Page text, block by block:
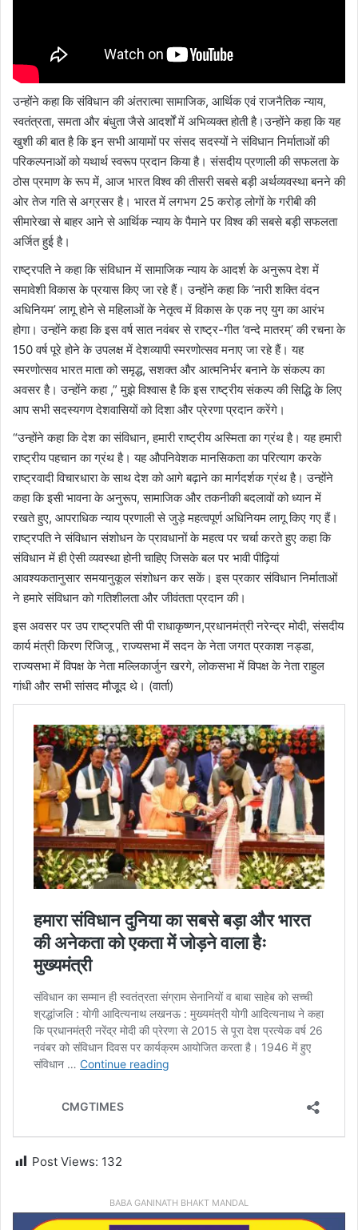
उन्होंने कहा कि संविधान की अंतरात्मा सामाजिक, आर्थिक एवं राजनैतिक न्याय,
स्वतंत्रता, समता और बंधुता जैसे आदर्शों में अभिव्यक्त होती है।उन्होंने कहा कि यह
खुशी की बात है कि इन सभी आयामों पर संसद सदस्यों ने संविधान निर्माताओं की
परिकल्पनाओं को यथार्थ स्वरूप प्रदान किया है। संसदीय प्रणाली की सफलता के
ठोस प्रमाण के रूप में, आज भारत विश्व की तीसरी सबसे बड़ी अर्थव्यवस्था बनने की
ओर तेज गति से अग्रसर है। भारत में लगभग 25 करोड़ लोगों के गरीबी की
सीमारेखा से बाहर आने से आर्थिक न्याय के पैमाने पर विश्व की सबसे बड़ी सफलता
अर्जित हुई है।
राष्ट्रपति ने कहा कि संविधान में सामाजिक न्याय के आदर्श के अनुरूप देश में
समावेशी विकास के प्रयास किए जा रहे हैं। उन्होंने कहा कि ‘नारी शक्ति वंदन
अधिनियम’ लागू होने से महिलाओं के नेतृत्व में विकास के एक नए युग का आरंभ
होगा। उन्होंने कहा कि इस वर्ष सात नवंबर से राष्ट्र-गीत ‘वन्दे मातरम्’ की रचना के
150 वर्ष पूरे होने के उपलक्ष में देशव्यापी स्मरणोत्सव मनाए जा रहे हैं। यह
स्मरणोत्सव भारत माता को समृद्ध, सशक्त और आत्मनिर्भर बनाने के संकल्प का
अवसर है। उन्होंने कहा ,” मुझे विश्वास है कि इस राष्ट्रीय संकल्प की सिद्धि के लिए
आप सभी सदस्यगण देशवासियों को दिशा और प्रेरणा प्रदान करेंगे।
“उन्होंने कहा कि देश का संविधान, हमारी राष्ट्रीय अस्मिता का ग्रंथ है। यह हमारी
राष्ट्रीय पहचान का ग्रंथ है। यह औपनिवेशक मानसिकता का परित्याग करके
राष्ट्रवादी विचारधारा के साथ देश को आगे बढ़ाने का मार्गदर्शक ग्रंथ है। उन्होंने
कहा कि इसी भावना के अनुरूप, सामाजिक और तकनीकी बदलावों को ध्यान में
रखते हुए, आपराधिक न्याय प्रणाली से जुड़े महत्वपूर्ण अधिनियम लागू किए गए हैं।
राष्ट्रपति ने संविधान संशोधन के प्रावधानों के महत्व पर चर्चा करते हुए कहा कि
संविधान में ही ऐसी व्यवस्था होनी चाहिए जिसके बल पर भावी पीढ़ियां
आवश्यकतानुसार समयानुकूल संशोधन कर सकें। इस प्रकार संविधान निर्माताओं
ने हमारे संविधान को गतिशीलता और जीवंतता प्रदान की।
इस अवसर पर उप राष्ट्रपति सी पी राधाकृष्णन,प्रधानमंत्री नरेन्द्र मोदी, संसदीय
कार्य मंत्री किरण रिजिजू , राज्यसभा मेंं सदन के नेता जगत प्रकाश नड्डा,
राज्यसभा में विपक्ष के नेता मल्लिकार्जुन खरगे, लोकसभा में विपक्ष के नेता राहुल
गांधी और सभी सांसद मौजूूद थे। (वार्ता)
Post Views: 132
BABA GANINATH BHAKT MANDAL